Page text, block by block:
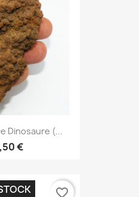
Dinosaure (...
€
favorite_border